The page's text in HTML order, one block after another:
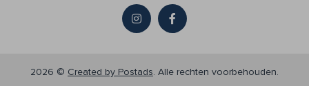
2026 © Created by Postads. Alle rechten voorbehouden.